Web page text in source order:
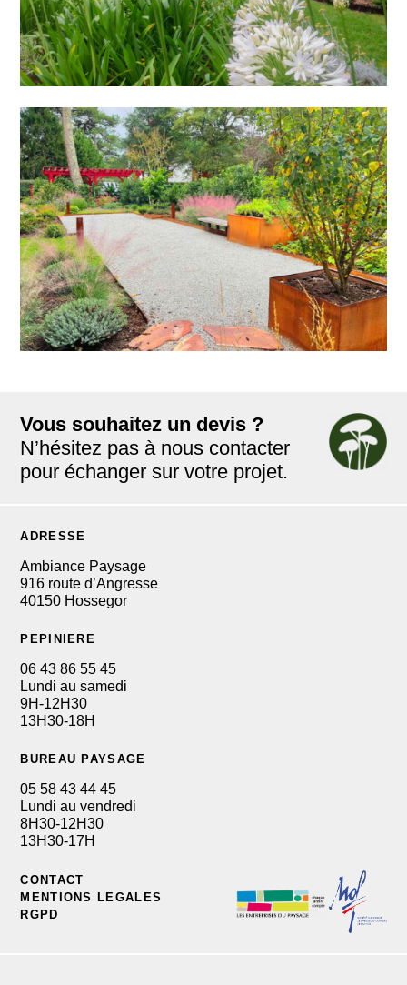
Vous souhaitez un devis ?
N’hésitez pas à nous contacter
pour échanger sur votre projet.
ADRESSE
Ambiance Paysage
916 route d’Angresse
40150 Hossegor
PEPINIERE
06 43 86 55 45
Lundi au samedi
9H-12H30
13H30-18H
BUREAU PAYSAGE
05 58 43 44 45
Lundi au vendredi
8H30-12H30
13H30-17H
CONTACT
MENTIONS LEGALES
RGPD